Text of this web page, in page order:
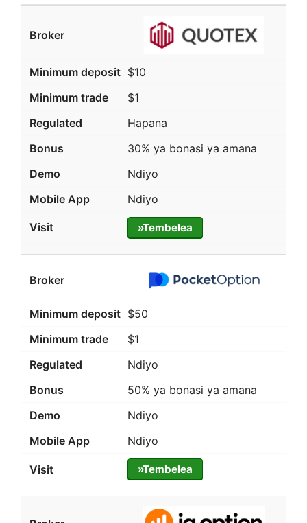
$10
$1
Hapana
30% ya bonasi ya amana
Ndiyo
Ndiyo
»Tembelea
$50
$1
Ndiyo
50% ya bonasi ya amana
Ndiyo
Ndiyo
»Tembelea